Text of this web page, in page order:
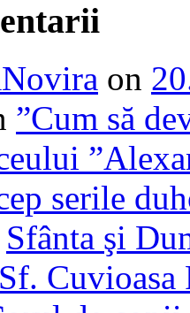
on
”Cum să
serile
Sfânta şi
Cuvioasa